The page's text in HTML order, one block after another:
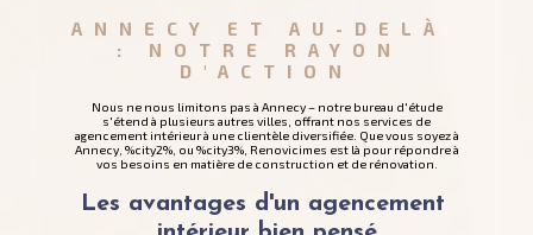
ANNECY ET AU-DELÀ
: NOTRE RAYON
D'ACTION
Nous ne nous limitons pas à Annecy – notre bureau d'étude
s'étend à plusieurs autres villes, offrant nos services de
agencement intérieur à une clientèle diversifiée. Que vous soyez à
Annecy, %city2%, ou %city3%, Renovicimes est là pour répondre à
vos besoins en matière de construction et de rénovation.
Les avantages d'un agencement